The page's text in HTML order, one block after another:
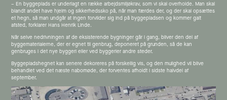
– En byggeplads er underlagt en række arbejdsmiljøkrav, som vi skal overholde. Man skal
blandt andet have hjelm og sikkerhedssko på, når man færdes der, og der skal opsættes
et hegn, så man undgår at ingen forvilder sig ind på byggepladsen og kommer galt
afsted, forklarer Hans Henrik Linde.
Når selve nedrivningen af de eksisterende bygninger går i gang, bliver den del af
byggematerialerne, der er egnet til genbrug, deponeret på grunden, så de kan
genbruges i det nye byggeri eller ved byggerier andre steder.
Byggepladshegnet kan senere dekoreres på forskellig vis, og den mulighed vil blive
behandlet ved det næste nabomøde, der forventes afholdt i sidste halvdel af
september.